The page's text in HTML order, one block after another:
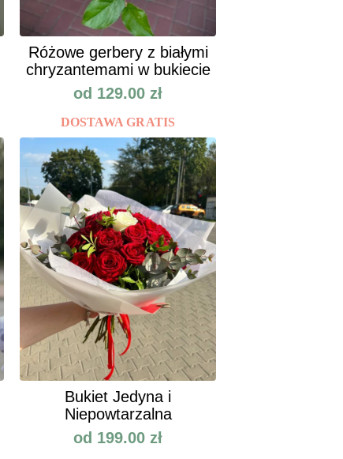
Różowe gerbery z białymi
chryzantemami w bukiecie
od 129.00 zł
DOSTAWA GRATIS
Bukiet Jedyna i
Niepowtarzalna
od 199.00 zł